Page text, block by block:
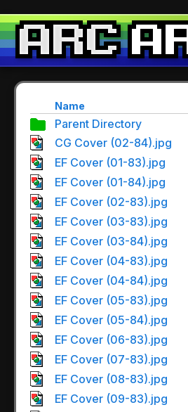
Name
Parent Directory
CG Cover (02-84).jpg
EF Cover (01-83).jpg
EF Cover (01-84).jpg
EF Cover (02-83).jpg
EF Cover (03-83).jpg
EF Cover (03-84).jpg
EF Cover (04-83).jpg
EF Cover (04-84).jpg
EF Cover (05-83).jpg
EF Cover (05-84).jpg
EF Cover (06-83).jpg
EF Cover (07-83).jpg
EF Cover (08-83).jpg
EF Cover (09-83).jpg